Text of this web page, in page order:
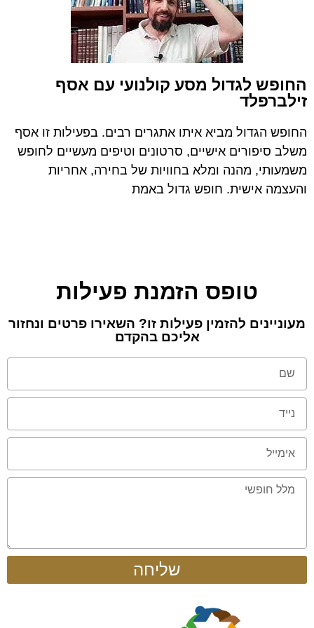
החופש לגדול מסע קולנועי עם אסף
זילברפלד
החופש הגדול מביא איתו אתגרים רבים. בפעילות זו אסף
משלב סיפורים אישיים, סרטונים וטיפים מעשיים לחופש
משמעותי, מהנה ומלא בחוויות של בחירה, אחריות
והעצמה אישית. חופש גדול באמת
טופס הזמנת פעילות
מעוניינים להזמין פעילות זו? השאירו פרטים ונחזור
אליכם בהקדם
שליחה